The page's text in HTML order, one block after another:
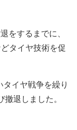
をするまでに、
タイヤ技術を促
イヤ戦争を繰り
退しました。